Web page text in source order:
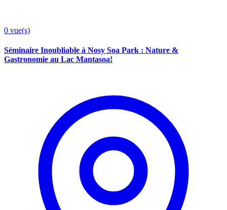
0 vue(s)
Séminaire Inoubliable à Nosy Soa Park : Nature &
Gastronomie au Lac Mantasoa!